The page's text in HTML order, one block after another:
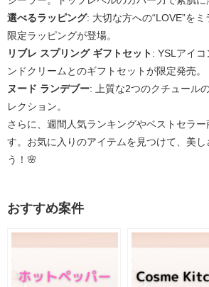
選べるラッピング: 大切な方への“LOVE”を
限定ラッピングが登場。
リブレ スプリング ギフトセット : YSLアイ
ンドクリームとのギフトセットが限定発売。
ヌード ランデブー: 上質な2つのクチュール
レクション。
さらに、週間人気ランキングやベストセラー
す。お気に入りのアイテムを見つけて、美し
う！🌸
おすすめ案件